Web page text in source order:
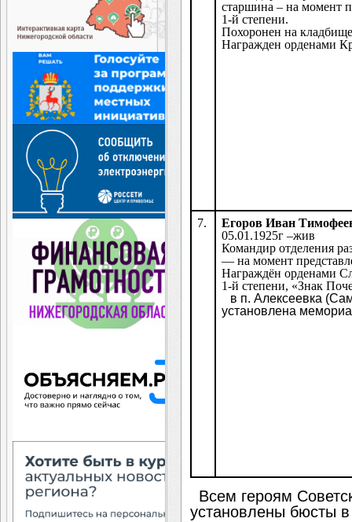
старшина – на момент
1-й степени.
Похоронен на
Награжден орденами
7.
Егоров Иван
05.01.1925г –жив
Командир отделения
— на момент
Награждён орденами
1-й степени, «Знак
в п. Алексеевка
установлена
Всем героям
установлены бюсты в